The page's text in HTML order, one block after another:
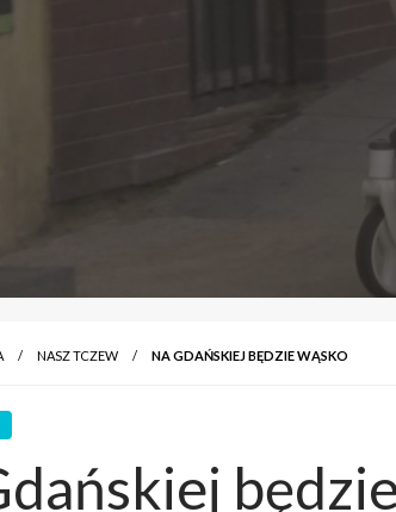
NASZ TCZEW NA GDAŃSKIEJ BĘDZIE WĄSKO